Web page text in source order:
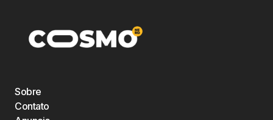
Sobre
Contato